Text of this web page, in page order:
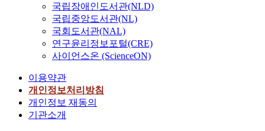
국립장애인도서관(NLD)
국립중앙도서관(NL)
국회도서관(NAL)
연구윤리정보포털(CRE)
사이언스온 (ScienceON)
이용약관
개인정보처리방침
개인정보 재동의
기관소개